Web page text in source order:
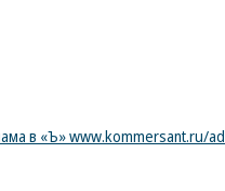
в «Ъ» www.kommersant.ru/ad